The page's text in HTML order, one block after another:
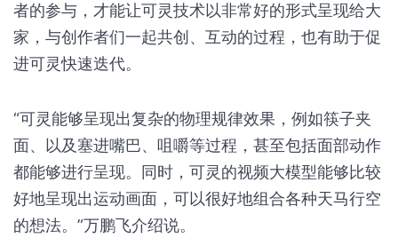
者的参与，才能让可灵技术以非常好的形式呈现给大
家，与创作者们一起共创、互动的过程，也有助于促
进可灵快速迭代。
“可灵能够呈现出复杂的物理规律效果，例如筷子夹
面、以及塞进嘴巴、咀嚼等过程，甚至包括面部动作
都能够进行呈现。同时，可灵的视频大模型能够比较
好地呈现出运动画面，可以很好地组合各种天马行空
的想法。”万鹏飞介绍说。